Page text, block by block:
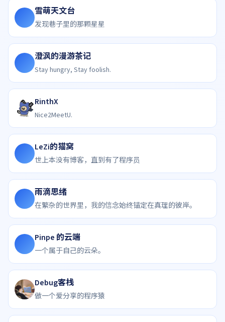
雪萌天文台
发现巷子里的那颗星星
澄沨的漫游茶记
Stay hungry, Stay foolish.
RinthX
Nice2MeetU.
LeZi的猫窝
世上本没有博客，直到有了程序员
雨滴思绪
在繁杂的世界里，我的信念始终锚定在真理的彼岸。
Pinpe 的云端
一个属于自己的云朵。
Debug客栈
做一个爱分享的程序猿